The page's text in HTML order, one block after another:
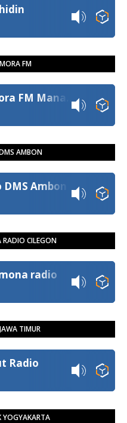
FM
AMBON
DMS Ambon
CILEGON
radio
TIMUR
Radio
YOGYAKARTA